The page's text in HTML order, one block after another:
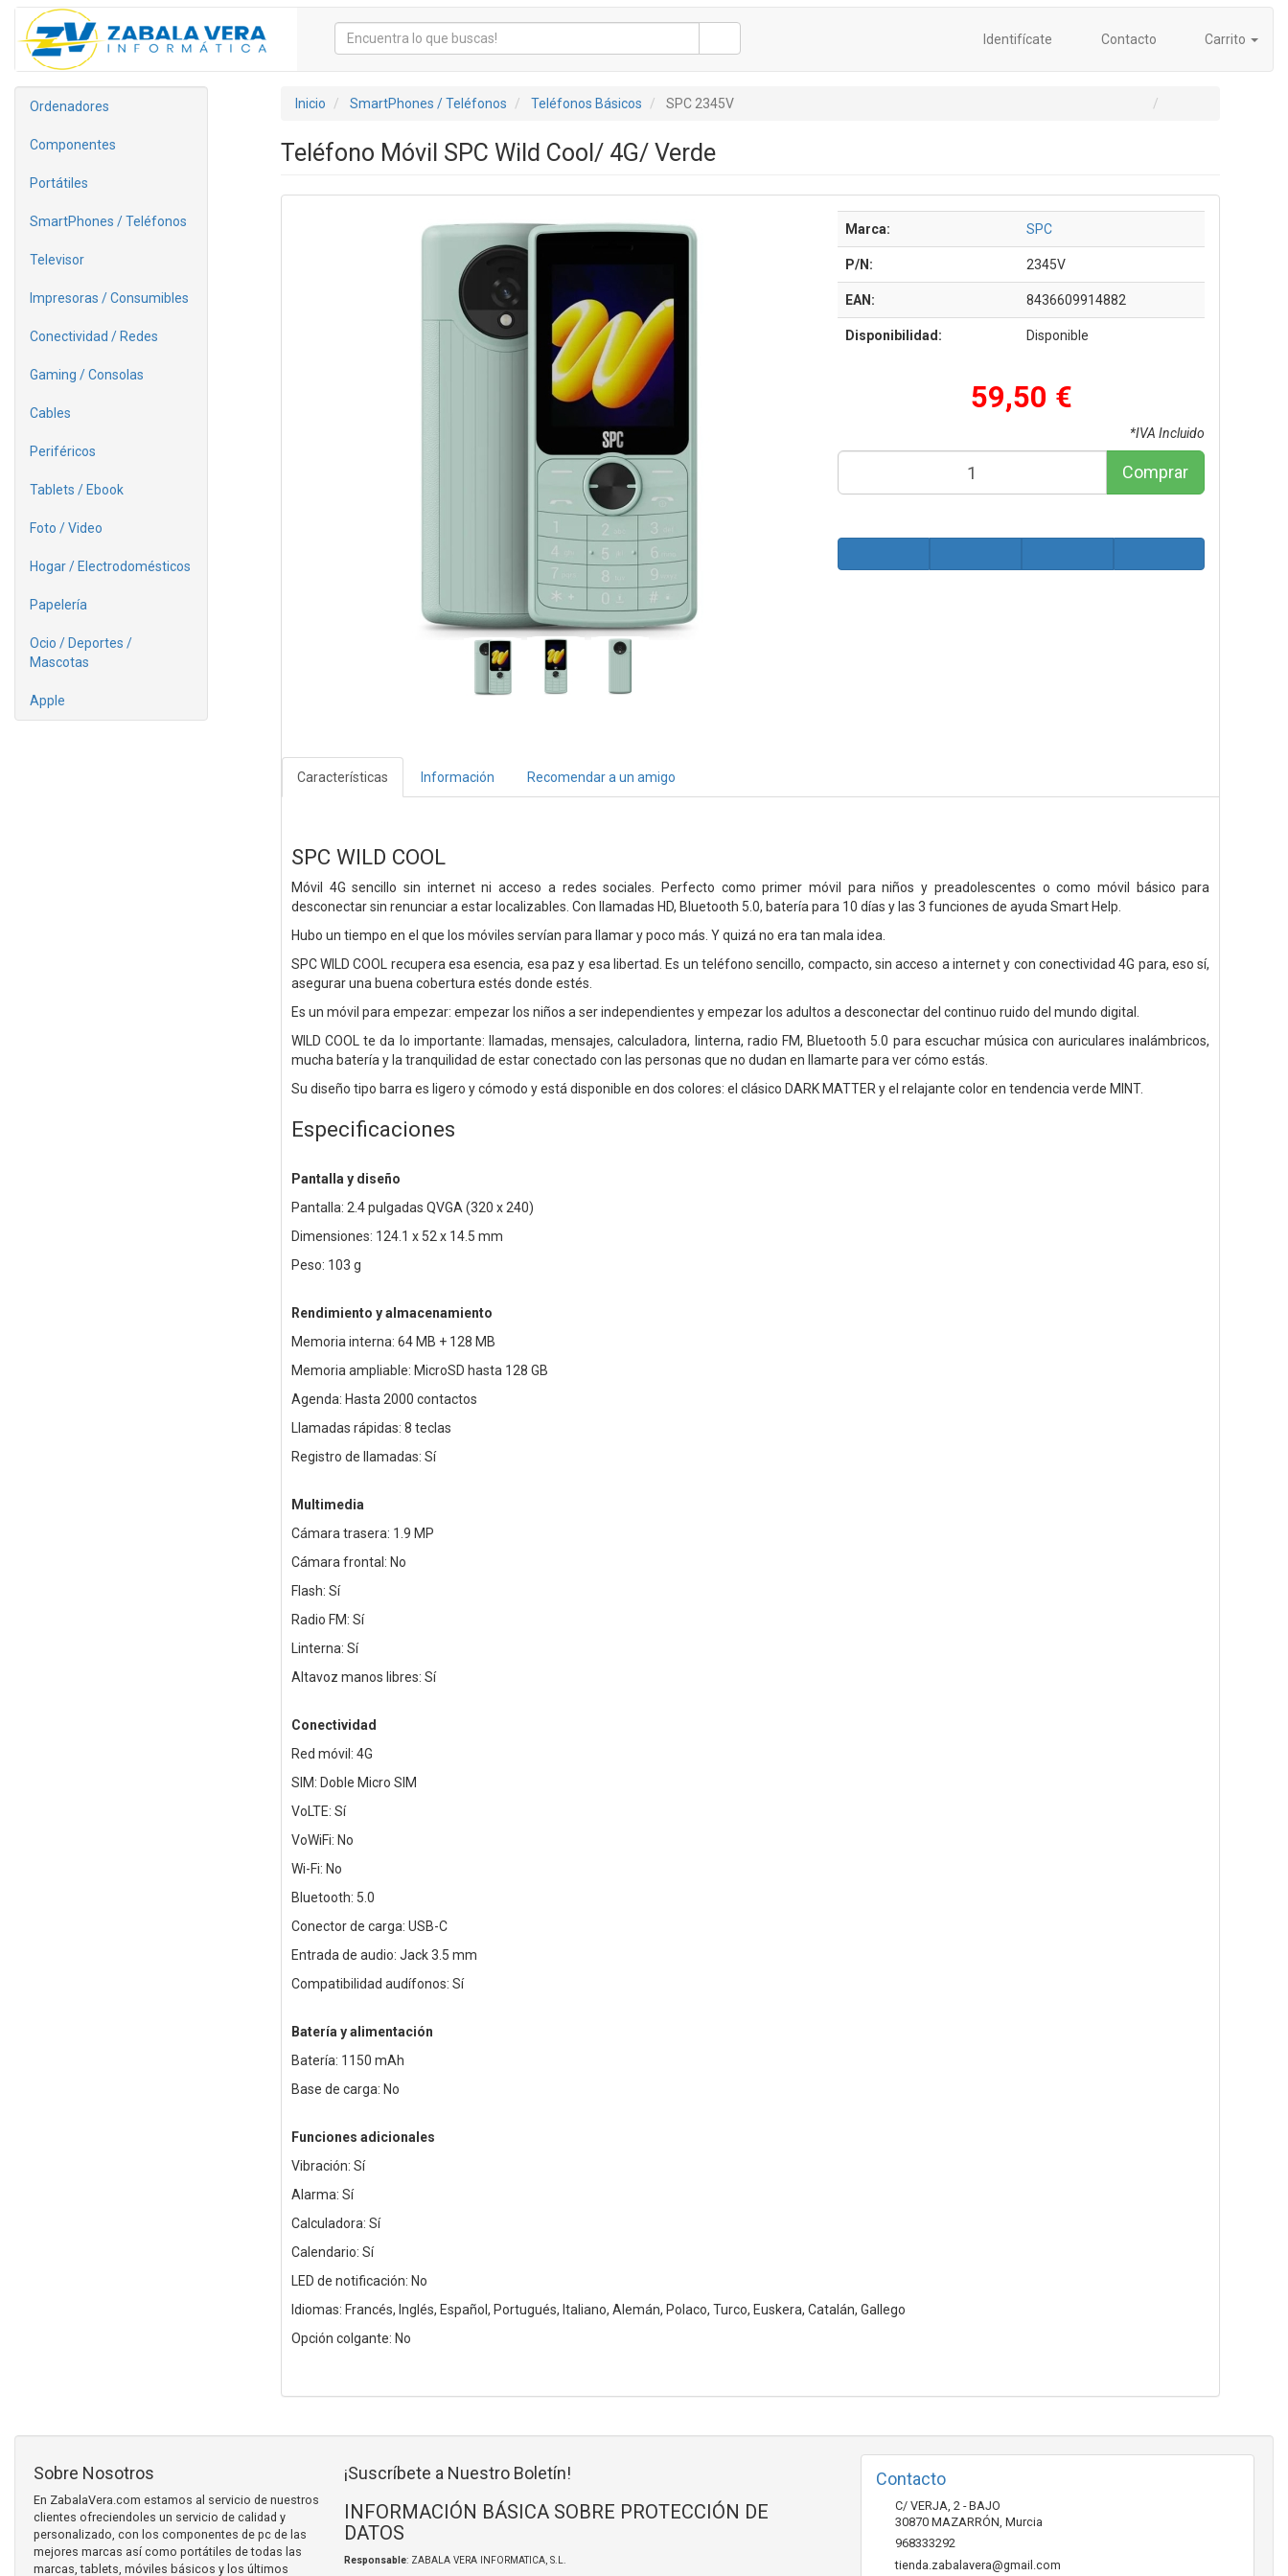
Identifícate Contacto Carrito
Ordenadores
Componentes
Portátiles
SmartPhones / Teléfonos
Televisor
Impresoras / Consumibles
Conectividad / Redes
Gaming / Consolas
Cables
Periféricos
Tablets / Ebook
Foto / Video
Hogar / Electrodomésticos
Papelería
Ocio / Deportes /
Mascotas
Apple
Inicio SmartPhones / Teléfonos Teléfonos Básicos SPC 2345V
Teléfono Móvil SPC Wild Cool/ 4G/ Verde
Marca: SPC
P/N: 2345V
EAN: 8436609914882
Disponibilidad: Disponible
59,50 €
*IVA Incluido
Comprar
Características Información Recomendar a un amigo
SPC WILD COOL
Móvil 4G sencillo sin internet ni acceso a redes sociales. Perfecto como primer móvil para niños y preadolescentes o como móvil básico para
desconectar sin renunciar a estar localizables. Con llamadas HD, Bluetooth 5.0, batería para 10 días y las 3 funciones de ayuda Smart Help.
Hubo un tiempo en el que los móviles servían para llamar y poco más. Y quizá no era tan mala idea.
SPC WILD COOL recupera esa esencia, esa paz y esa libertad. Es un teléfono sencillo, compacto, sin acceso a internet y con conectividad 4G para, eso sí,
asegurar una buena cobertura estés donde estés.
Es un móvil para empezar: empezar los niños a ser independientes y empezar los adultos a desconectar del continuo ruido del mundo digital.
WILD COOL te da lo importante: llamadas, mensajes, calculadora, linterna, radio FM, Bluetooth 5.0 para escuchar música con auriculares inalámbricos,
mucha batería y la tranquilidad de estar conectado con las personas que no dudan en llamarte para ver cómo estás.
Su diseño tipo barra es ligero y cómodo y está disponible en dos colores: el clásico DARK MATTER y el relajante color en tendencia verde MINT.
Especificaciones
Pantalla y diseño
Pantalla: 2.4 pulgadas QVGA (320 x 240)
Dimensiones: 124.1 x 52 x 14.5 mm
Peso: 103 g
Rendimiento y almacenamiento
Memoria interna: 64 MB + 128 MB
Memoria ampliable: MicroSD hasta 128 GB
Agenda: Hasta 2000 contactos
Llamadas rápidas: 8 teclas
Registro de llamadas: Sí
Multimedia
Cámara trasera: 1.9 MP
Cámara frontal: No
Flash: Sí
Radio FM: Sí
Linterna: Sí
Altavoz manos libres: Sí
Conectividad
Red móvil: 4G
SIM: Doble Micro SIM
VoLTE: Sí
VoWiFi: No
Wi-Fi: No
Bluetooth: 5.0
Conector de carga: USB-C
Entrada de audio: Jack 3.5 mm
Compatibilidad audífonos: Sí
Batería y alimentación
Batería: 1150 mAh
Base de carga: No
Funciones adicionales
Vibración: Sí
Alarma: Sí
Calculadora: Sí
Calendario: Sí
LED de notificación: No
Idiomas: Francés, Inglés, Español, Portugués, Italiano, Alemán, Polaco, Turco, Euskera, Catalán, Gallego
Opción colgante: No
Sobre Nosotros
En ZabalaVera.com estamos al servicio de nuestros
clientes ofreciendoles un servicio de calidad y
personalizado, con los componentes de pc de las
mejores marcas así como portátiles de todas las
marcas, tablets, móviles básicos y los últimos
¡Suscríbete a Nuestro Boletín!
INFORMACIÓN BÁSICA SOBRE PROTECCIÓN DE
DATOS
Responsable: ZABALA VERA INFORMATICA, S.L.
Contacto
C/ VERJA, 2 - BAJO
30870 MAZARRÓN, Murcia
968333292
tienda.zabalavera@gmail.com